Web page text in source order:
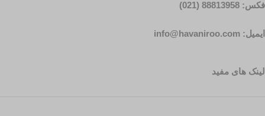
فکس: 88813958 (021)
ایمیل: info@havaniroo.com
لینک های مفید